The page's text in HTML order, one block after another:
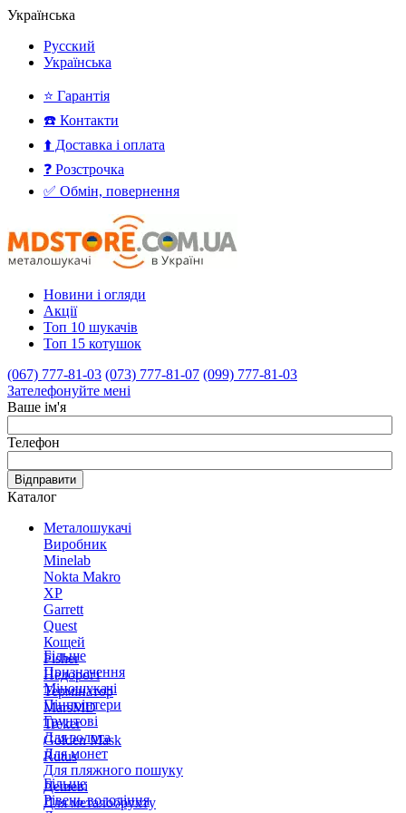
Українська
Русский
Українська
⭐ Гарантія
☎️ Контакти
⬆️ Доставка і оплата
❓ Розстрочка
✅ Обмін, повернення
Новини і огляди
Акції
Топ 10 шукачів
Топ 15 котушок
(067) 777-81-03 (073) 777-81-07 (099) 777-81-03
Зателефонуйте мені
Ваше ім'я
Телефон
Відправити
Каталог
Металошукачі
Виробник
Minelab
Nokta Makro
XP
Garrett
Quest
Кощей
Fisher
Недорогі
Термінатор
MarsMD
Treker
Golden Mask
Rutus
Більше
Призначення
Міношукачі
Пінпоінтери
Грунтові
Для золота
Для монет
Для пляжного пошуку
Дешеві
Для металобрухту
Більше
Рівень володіння